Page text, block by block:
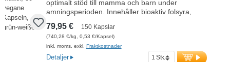
försegling garanterar högsta renhet och kvalitet.
optimalt stöd till mamma och barn under
amningsperioden. Innehåller bioaktiv folsyra,
blodbildning och benhälsa. Högdoserat omega-3
med DHA främjar spädbarnets normala
utveckling av hjärna och ögon. Utvecklat av
läkare, producerat i Tyskland – 100 % veganskt
79,95 € 150 Kapslar
(740,28 €/kg, 0,53 €/Kapsel)
inkl. moms. exkl. Fraktkostnader
Detaljer